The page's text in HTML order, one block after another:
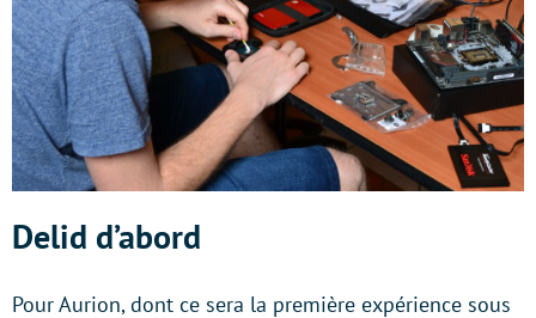
Delid d’abord
Pour Aurion, dont ce sera la première expérience sous